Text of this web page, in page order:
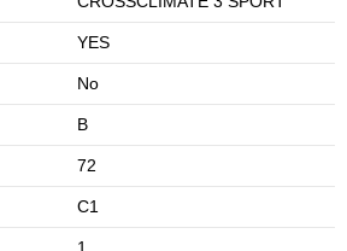
YES
No
B
72
C1